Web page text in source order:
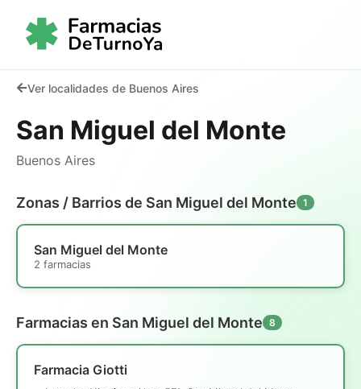
Ver localidades de Buenos Aires
San Miguel del Monte
Buenos Aires
Zonas / Barrios de San Miguel del Monte 1
San Miguel del Monte
2 farmacias
Farmacias en San Miguel del Monte 8
Farmacia Giotti